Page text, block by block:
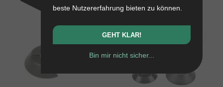
beste Nutzererfahrung bieten zu können.
GEHT KLAR!
Bin mir nicht sicher...